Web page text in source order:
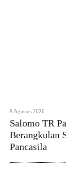
9 Agustus 2026
Salomo TR
Berangkulan
Pancasila